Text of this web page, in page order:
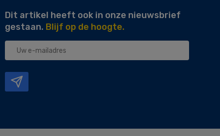
Dit artikel heeft ook in onze nieuwsbrief
gestaan. Blijf op de hoogte.
Uw